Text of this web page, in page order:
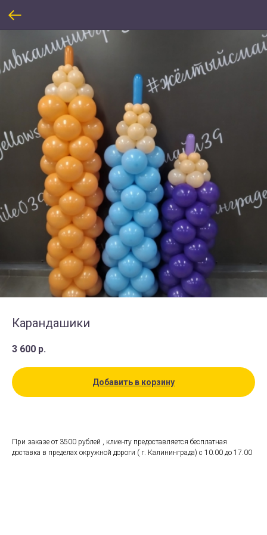
Карандашики
3 600 р.
Добавить в корзину
При заказе от 3500 рублей , клиенту предоставляется бесплатная
доставка в пределах окружной дороги ( г. Калининграда) с 10.00 до 17.00